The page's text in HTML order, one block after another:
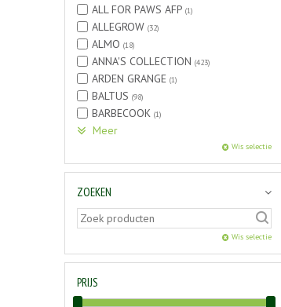
ALL FOR PAWS AFP (1)
ALLEGROW (32)
ALMO (18)
ANNA'S COLLECTION (423)
ARDEN GRANGE (1)
BALTUS (98)
BARBECOOK (1)
Meer
Wis selectie
ZOEKEN
Wis selectie
PRIJS